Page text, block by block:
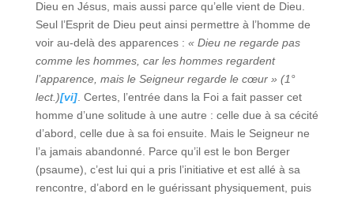
Dieu en Jésus, mais aussi parce qu’elle vient de Dieu.
Seul l’Esprit de Dieu peut ainsi permettre à l’homme de
voir au-delà des apparences : « Dieu ne regarde pas
comme les hommes, car les hommes regardent
l’apparence, mais le Seigneur regarde le cœur » (1°
lect.)[vi]. Certes, l’entrée dans la Foi a fait passer cet
homme d’une solitude à une autre : celle due à sa cécité
d’abord, celle due à sa foi ensuite. Mais le Seigneur ne
l’a jamais abandonné. Parce qu’il est le bon Berger
(psaume), c’est lui qui a pris l’initiative et est allé à sa
rencontre, d’abord en le guérissant physiquement, puis